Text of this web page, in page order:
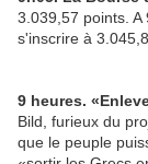
3.039,57 points.
s'inscrire à
9 heures.
Bild, furieux du
que le peuple